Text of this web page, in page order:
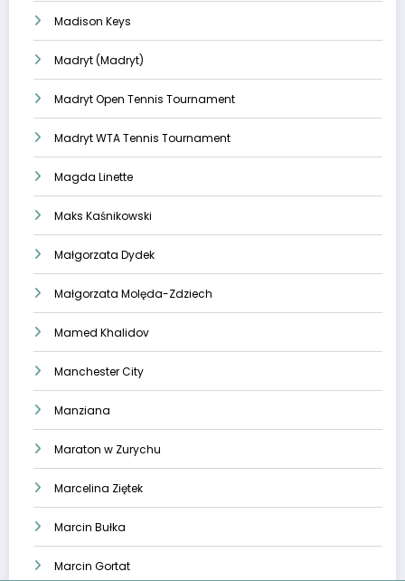
Madison Keys
Madryt (Madryt)
Madryt Open Tennis Tournament
Madryt WTA Tennis Tournament
Magda Linette
Maks Kaśnikowski
Małgorzata Dydek
Małgorzata Molęda-Zdziech
Mamed Khalidov
Manchester City
Manziana
Maraton w Zurychu
Marcelina Ziętek
Marcin Bułka
Marcin Gortat